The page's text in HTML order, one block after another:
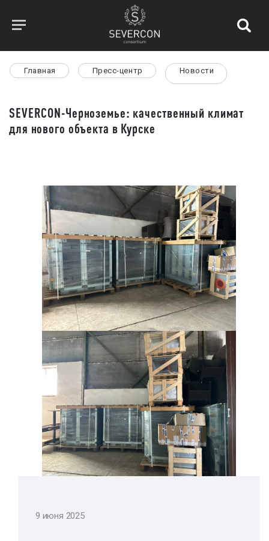
Главная Пресс-центр Новости
SEVERCON-Черноземье: качественный климат
для нового объекта в Курске
9 июня 2025